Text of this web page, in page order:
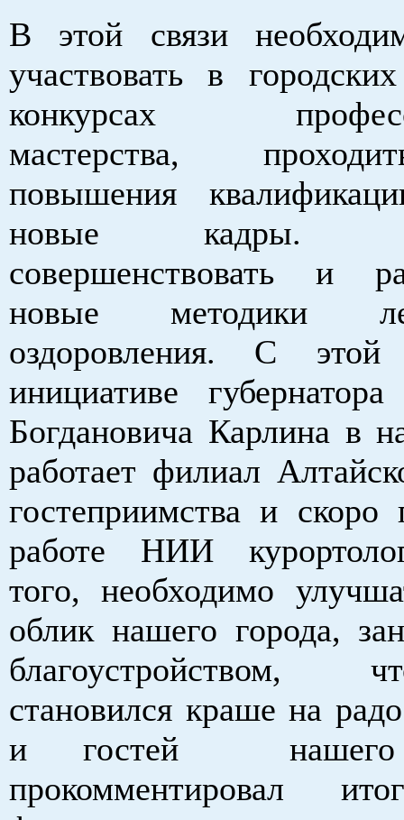
В этой связи
участвовать в
конкурсах
мастерства,
повышения
новые кадры.
совершенствовать и
новые методики
оздоровления. С
инициативе
Богдановича Карлина в
работает филиал
гостеприимства и скоро
работе НИИ
того, необходимо
облик нашего города,
становился краше на
и гостей нашего
прокомментировал